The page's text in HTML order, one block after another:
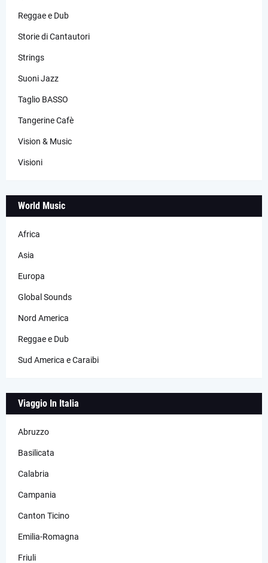
Reggae e Dub
Storie di Cantautori
Strings
Suoni Jazz
Taglio BASSO
Tangerine Cafè
Vision & Music
Visioni
World Music
Africa
Asia
Europa
Global Sounds
Nord America
Reggae e Dub
Sud America e Caraibi
Viaggio In Italia
Abruzzo
Basilicata
Calabria
Campania
Canton Ticino
Emilia-Romagna
Friuli